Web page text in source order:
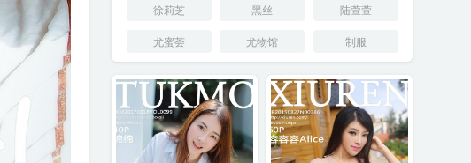
徐莉芝 黑丝 陆萱萱
尤蜜荟 尤物馆 制服